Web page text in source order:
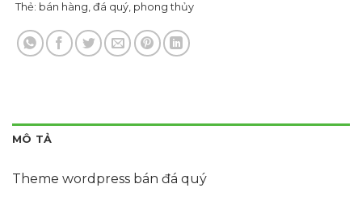
Thẻ: bán hàng,đá quý, phong thủy
MÔ TẢ
Theme wordpress bán đá quý